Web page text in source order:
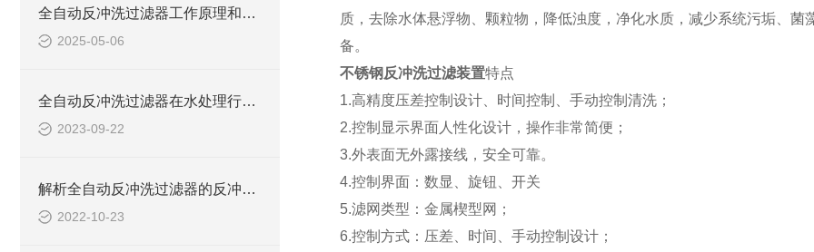
全自动反冲洗过滤器工作原理和特点
2025-05-06
全自动反冲洗过滤器在水处理行业中发挥着重要作用
2023-09-22
解析全自动反冲洗过滤器的反冲洗过程和设定
2022-10-23
质，去除水体悬浮物、颗粒物，降低浊度，净化水质，减少系统污垢、
备。
不锈钢反冲洗过滤装置特点
1.高精度压差控制设计、时间控制、手动控制清洗；
2.控制显示界面人性化设计，操作非常简便；
3.外表面无外露接线，安全可靠。
4.控制界面：数显、旋钮、开关
5.滤网类型：金属楔型网；
6.控制方式：压差、时间、手动控制设计；